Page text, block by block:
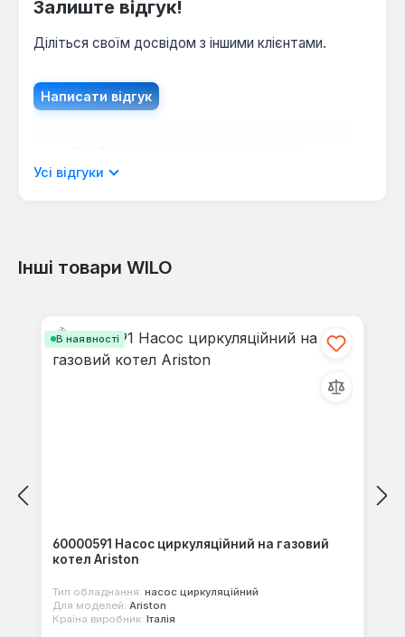
Залиште відгук!
Діліться своїм досвідом з іншими клієнтами.
Написати відгук
мовою.
Відгуків не знайдено. Поділіться
Усі відгуки
Інші товари WILO
В наявності
60000591 Насос циркуляційний на газовий
котел Ariston
Тип обладнання: насос циркуляційний
Для моделей: Ariston
Країна виробник: Італія